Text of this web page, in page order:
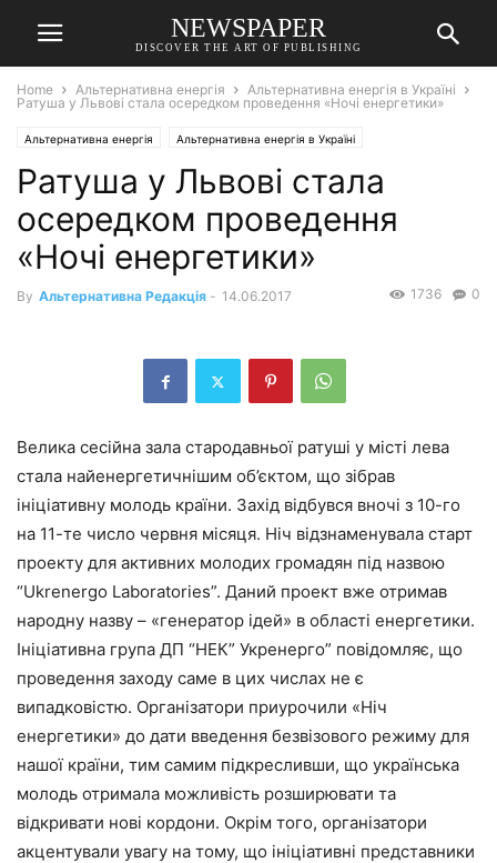
NEWSPAPER
DISCOVER THE ART OF PUBLISHING
Home Альтернативна енергія
Альтернативна енергія в Україні
Ратуша у Львові стала осередком проведення «Ночі енергетики»
Альтернативна енергія Альтернативна енергія в Україні
Ратуша у Львові стала
осередком проведення
«Ночі енергетики»
By Альтернативна Редакція - 14.06.2017 0
1736
Велика сесійна зала стародавньої ратуші у місті лева
стала найенергетичнішим об’єктом, що зібрав
ініціативну молодь країни. Захід відбувся вночі з 10-го
на 11-те число червня місяця. Ніч відзнаменувала старт
проекту для активних молодих громадян під назвою
“Ukrenergo Laboratories”. Даний проект вже отримав
народну назву – «генератор ідей» в області енергетики.
Ініціативна група ДП “НЕК” Укренерго” повідомляє, що
проведення заходу саме в цих числах не є
випадковістю. Організатори приурочили «Ніч
енергетики» до дати введення безвізового режиму для
нашої країни, тим самим підкресливши, що українська
молодь отримала можливість розширювати та
відкривати нові кордони. Окрім того, організатори
акцентували увагу на тому, що ініціативні представники